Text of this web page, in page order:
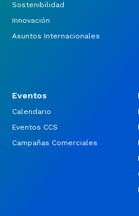
Sostenibilidad
Innovación
Asuntos Internacionales
Eventos
Calendario
Eventos CCS
Campañas Comerciales